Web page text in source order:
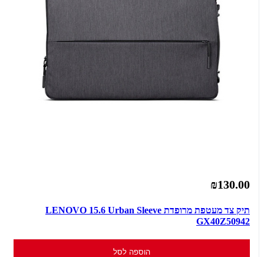
₪130.00
תיק צד מעטפת מרופדת LENOVO 15.6 Urban Sleeve
GX40Z50942
הוספה לסל